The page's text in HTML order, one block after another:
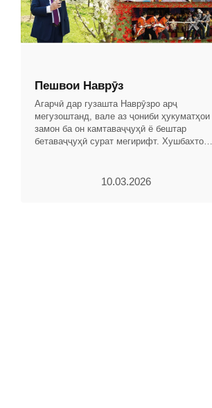
Пешвои Наврӯз
Агарчӣ дар гузашта Наврӯзро арҷ
мегузоштанд, вале аз ҷониби ҳукуматҳои
замон ба он камтаваҷҷуҳӣ ё бештар
бетаваҷҷуҳӣ сурат мегирифт. Хушбахтона,
10.03.2026